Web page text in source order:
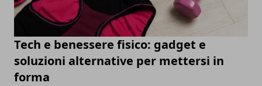
Tech e benessere fisico: gadget e
soluzioni alternative per mettersi in
forma